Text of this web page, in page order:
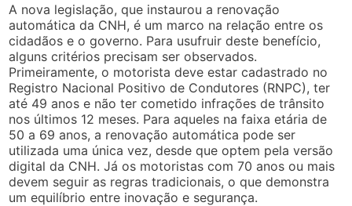
A nova legislação, que instaurou a renovação
automática da CNH, é um marco na relação entre os
cidadãos e o governo. Para usufruir deste benefício,
alguns critérios precisam ser observados.
Primeiramente, o motorista deve estar cadastrado no
Registro Nacional Positivo de Condutores (RNPC), ter
até 49 anos e não ter cometido infrações de trânsito
nos últimos 12 meses. Para aqueles na faixa etária de
50 a 69 anos, a renovação automática pode ser
utilizada uma única vez, desde que optem pela versão
digital da CNH. Já os motoristas com 70 anos ou mais
devem seguir as regras tradicionais, o que demonstra
um equilíbrio entre inovação e segurança.